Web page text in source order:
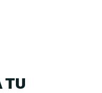
TU